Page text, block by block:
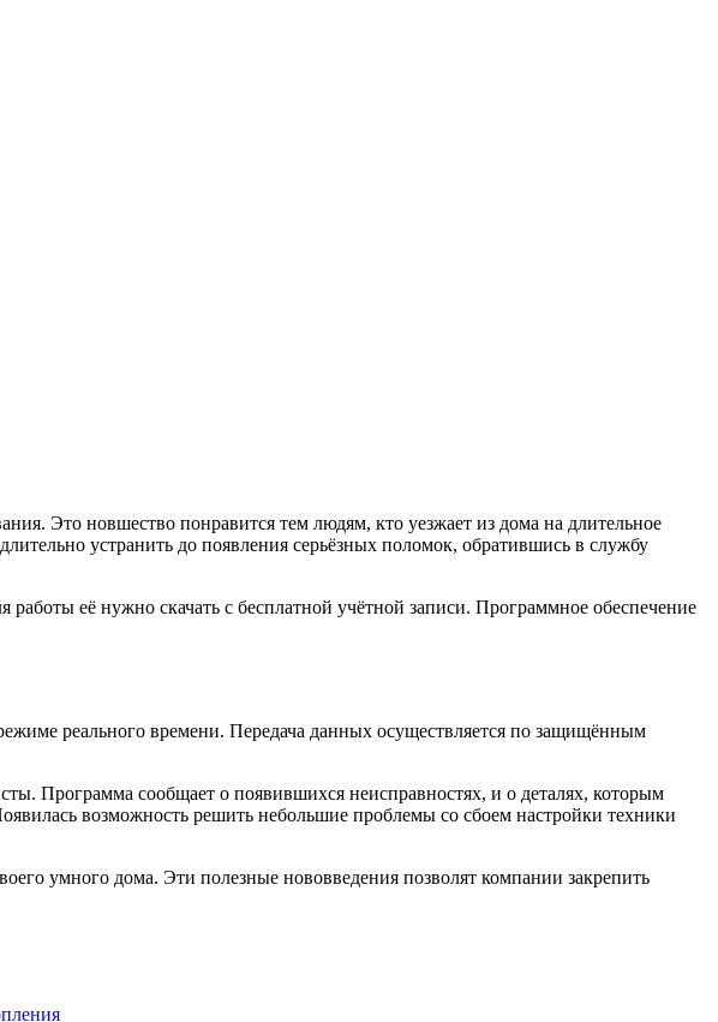
Это новшество понравится тем людям, кто уезжает из дома на длительное
устранить до появления серьёзных поломок, обратившись в службу
работы её нужно скачать с бесплатной учётной записи. Программное обеспечение
реального времени. Передача данных осуществляется по защищённым
Программа сообщает о появившихся неисправностях, и о деталях, которым
возможность решить небольшие проблемы со сбоем настройки техники
умного дома. Эти полезные нововведения позволят компании закрепить